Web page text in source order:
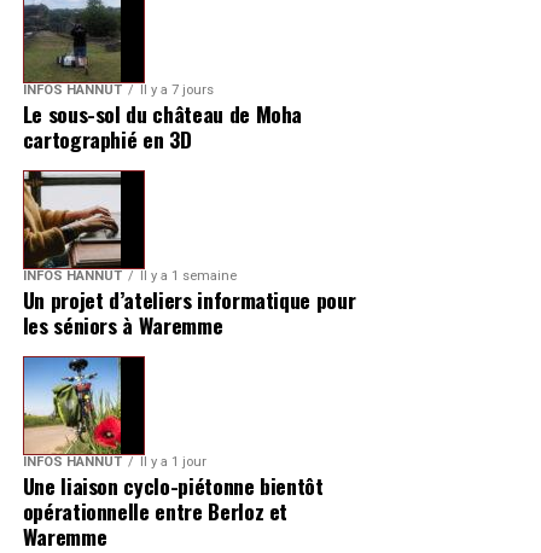
INFOS HANNUT Il y a 7 jours
Le sous-sol du château de Moha
cartographié en 3D
INFOS HANNUT Il y a 1 semaine
Un projet d’ateliers informatique pour
les séniors à Waremme
INFOS HANNUT Il y a 1 jour
Une liaison cyclo-piétonne bientôt
opérationnelle entre Berloz et
Waremme